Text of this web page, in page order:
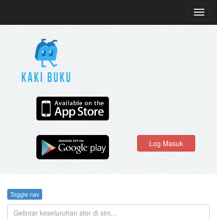
Log Masuk
Toggle nav